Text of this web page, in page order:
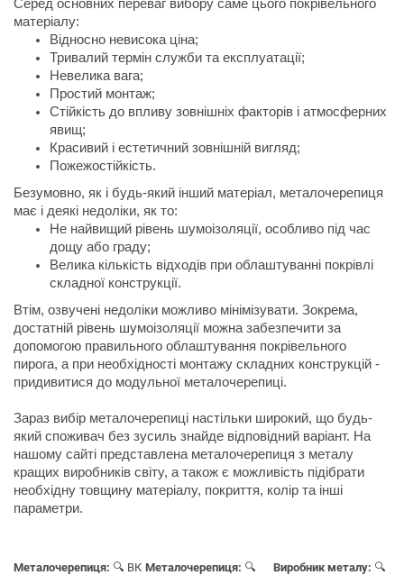
Серед основних переваг вибору саме цього покрівельного
матеріалу:
Стійкість до впливу зовнішніх факторів і атмосферних
Пожежостійкість.
Безумовно, як і будь-який інший матеріал, металочерепиця
має і деякі недоліки, як то:
Не найвищий рівень шумоізоляції, особливо під час
Велика кількість відходів при облаштуванні покрівлі
Втім, озвучені недоліки можливо мінімізувати. Зокрема,
достатній рівень шумоізоляції можна забезпечити за
допомогою правильного облаштування покрівельного
пирога, а при необхідності монтажу складних конструкцій -
придивитися до модульної металочерепиці.
Зараз вибір металочерепиці настільки широкий, що будь-
який споживач без зусиль знайде відповідний варіант. На
нашому сайті представлена металочерепиця з металу
кращих виробників світу, а також є можливість підібрати
необхідну товщину матеріалу, покриття, колір та інші
Металочерепиця: 🔍 ВК Металочерепиця: 🔍
Виробник металу: 🔍